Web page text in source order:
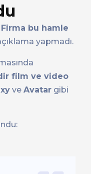
Firma bu hamle
yapmadı.
film ve video
ve Avatar gibi